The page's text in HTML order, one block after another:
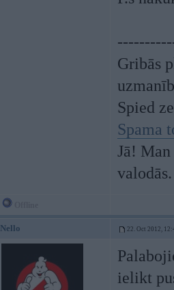
Gribās
Spied
Spama
Jā!
valodās.
Nello 22. Oct 2012,
ielikt